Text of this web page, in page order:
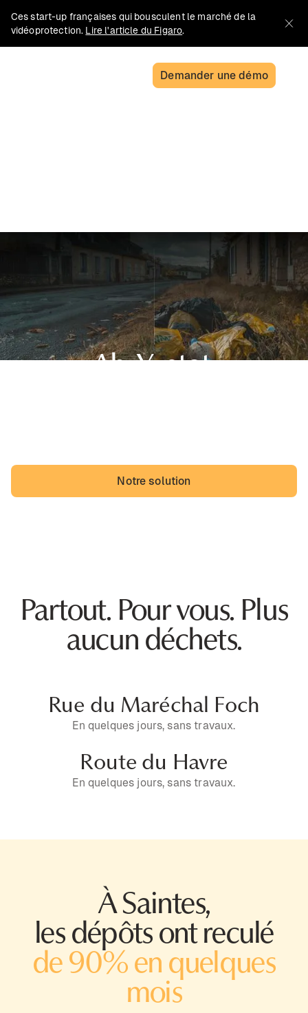
Ces start-up françaises qui bousculent le marché de la
vidéoprotection. Lire l'article du Figaro.
Demander une démo
Ah, Yvetot,
Notre solution
Partout. Pour vous. Plus
aucun déchets.
Rue du Maréchal Foch
En quelques jours, sans travaux.
Route du Havre
En quelques jours, sans travaux.
À Saintes,
les dépôts ont reculé
de 90% en quelques
mois